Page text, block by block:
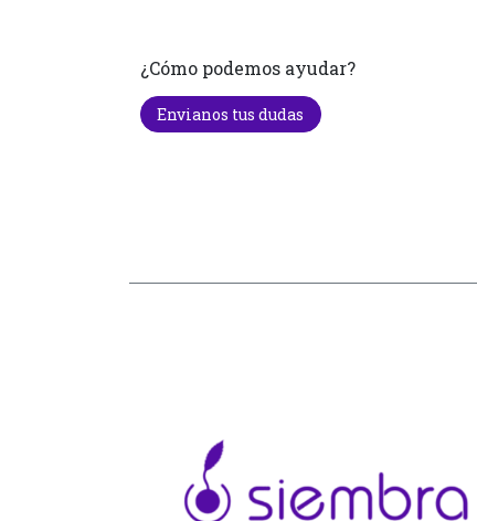
¿Cómo podemos ayudar?
Envianos tus dudas